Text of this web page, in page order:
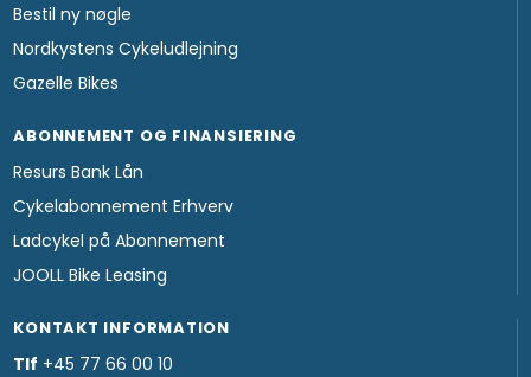
Bestil ny nøgle
Nordkystens Cykeludlejning
Gazelle Bikes
ABONNEMENT OG FINANSIERING
Resurs Bank Lån
Cykelabonnement Erhverv
Ladcykel på Abonnement
JOOLL Bike Leasing
KONTAKT INFORMATION
Tlf +45 77 66 00 10